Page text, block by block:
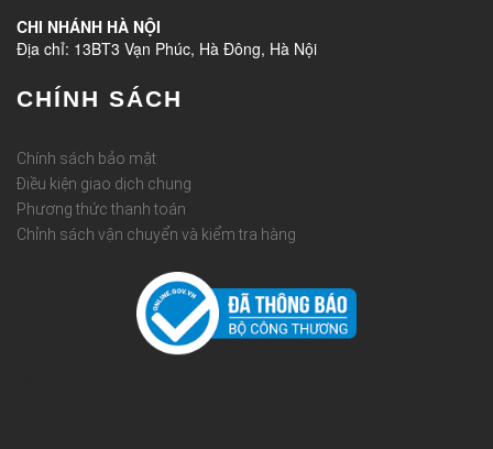
CHI NHÁNH HÀ NỘI
Địa chỉ: 13BT3 Vạn Phúc, Hà Đông, Hà Nội
CHÍNH SÁCH
Chính sách bảo mật
Điều kiện giao dịch chung
Phương thức thanh toán
Chỉnh sách vận chuyển và kiểm tra hàng